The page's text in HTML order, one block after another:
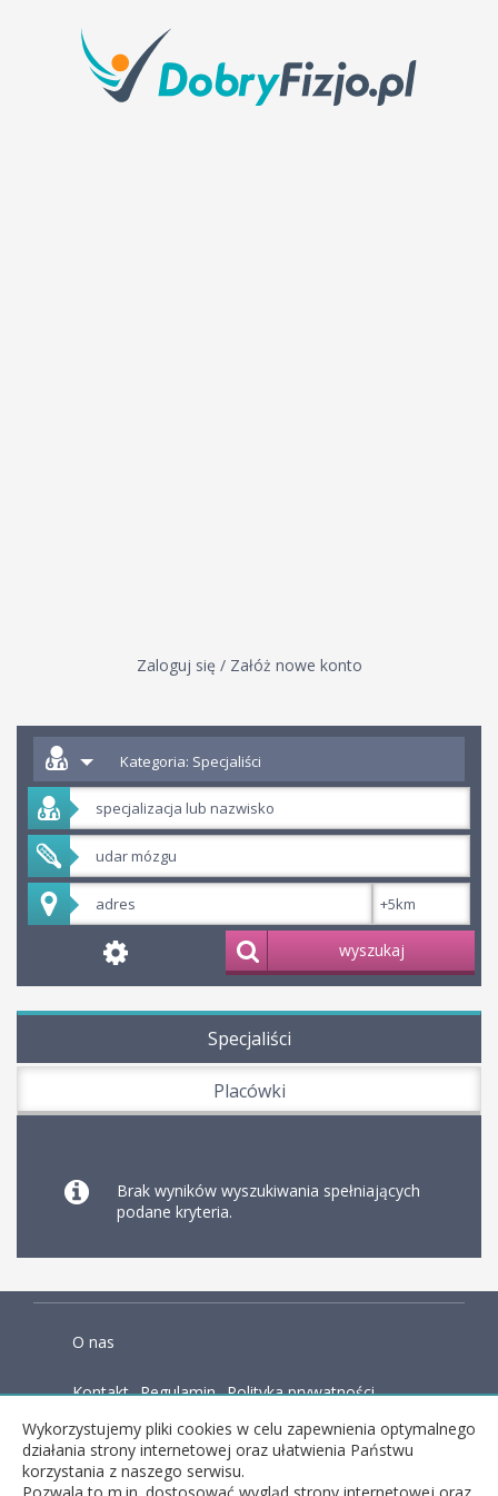
Zaloguj się / Załóż nowe konto
Kategoria: Specjaliści
wyszukaj
Specjaliści
Placówki
Brak wyników wyszukiwania spełniających
podane kryteria.
O nas
Kontakt Regulamin Polityka prywatności
Baza wiedzy
Wykorzystujemy pliki cookies w celu zapewnienia optymalnego
działania strony internetowej oraz ułatwienia Państwu
korzystania z naszego serwisu.